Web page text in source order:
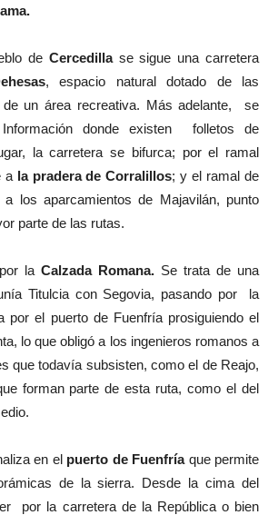
de Cercedillase sigue una carretera
, espacio natural dotado de las
de un área recreativa. Más adelante, se
donde existen folletos de
la carretera se bifurca; por el ramal
a la pradera de Corralillos; y el ramal de
los aparcamientos de Majavilán, punto
parte de las rutas.
la Calzada Romana. Se trata de una
Titulcia con Segovia, pasando por la
por el puerto de Fuenfría prosiguiendo el
lo que obligó a los ingenieros romanos a
que todavía subsisten, como el de Reajo,
forman parte de esta ruta, como el del
en el puerto de Fuenfríaque permite
de la sierra. Desde la cima del
por la carretera de la República o bien